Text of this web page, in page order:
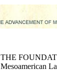
THE
Mesoamerican